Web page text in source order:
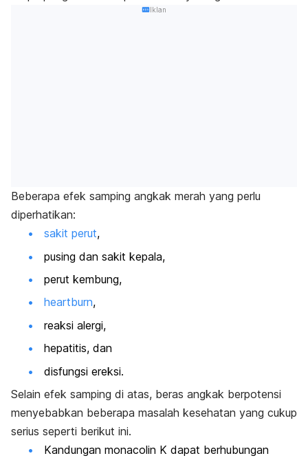
Iklan
Beberapa efek samping angkak merah yang perlu
diperhatikan:
sakit perut,
pusing dan sakit kepala,
perut kembung,
heartburn,
reaksi alergi,
hepatitis, dan
disfungsi ereksi.
Selain efek samping di atas, beras angkak berpotensi
menyebabkan beberapa masalah kesehatan yang cukup
serius seperti berikut ini.
Kandungan monacolin K dapat berhubungan